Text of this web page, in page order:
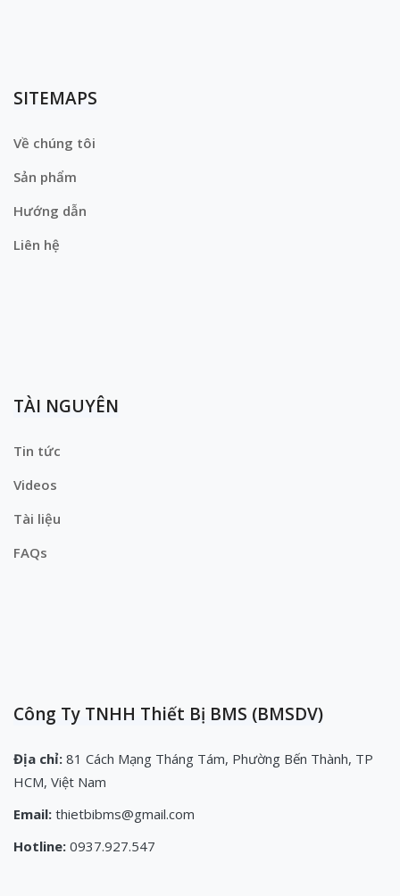
SITEMAPS
Về chúng tôi
Sản phẩm
Hướng dẫn
Liên hệ
TÀI NGUYÊN
Tin tức
Videos
Tài liệu
FAQs
Công Ty TNHH Thiết Bị BMS (BMSDV)
Địa chỉ: 81 Cách Mạng Tháng Tám, Phường Bến Thành, TP
HCM, Việt Nam
Email: thietbibms@gmail.com
Hotline: 0937.927.547